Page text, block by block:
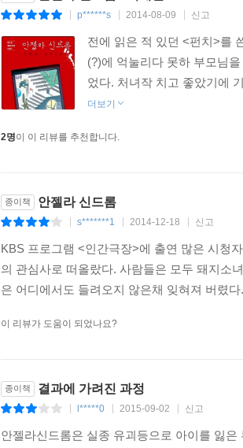
p******s 2014-08-09 신고
전에 읽은 적 있던 <펀치>를
(?)에 억눌리다 못하 부모님
었다. 처녀작 치고 좋았기에
더보기
2명이 이 리뷰를 추천합니다.
종이책 안젤라 신드롬
s*******1 2014-12-18 신고
KBS 프로그램 <인간극장>에 출연 많은 시청
의 관심사로 떠올랐다. 사람들은 모두 돼지소
은 어디에서도 들려오지 않은채 잊혀져 버렸
이 리뷰가 도움이 되었나요?
종이책 결과에 가려진 과정
l*****0 2015-09-02 신고
안젤라신드롬은 실종 유괴등으로 아이를 잃